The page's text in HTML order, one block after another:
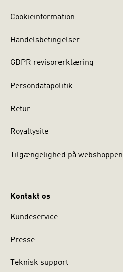
Cookieinformation
Handelsbetingelser
GDPR revisorerklæring
Persondatapolitik
Retur
Royaltysite
Tilgængelighed på webshoppen
Kontakt os
Kundeservice
Presse
Teknisk support